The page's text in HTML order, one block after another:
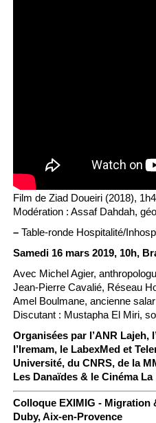
Film de Ziad Doueiri (2018),
Modération : Assaf Dahdah,
– Table-ronde Hospitalité/
Samedi 16 mars 2019, 10h,
Avec Michel Agier,
Jean-Pierre Cavalié, Réseau
Amel Boulmane, ancienne
Discutant : Mustapha El Miri,
Organisées par l’ANR Lajeh,
l’Iremam, le LabexMed et
Université, du CNRS, de la
Les Danaïdes & le Cinéma La
Colloque EXIMIG - Migration
Duby, Aix-en-Provence